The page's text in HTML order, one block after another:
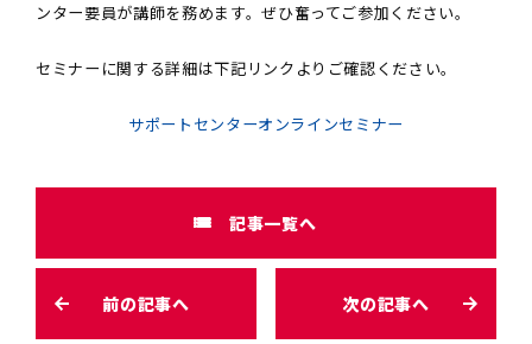
ンター要員が講師を務めます。ぜひ奮ってご参加ください。
セミナーに関する詳細は下記リンクよりご確認ください。
サポートセンターオンラインセミナー
前の記事へ
記事一覧へ
次の記事へ